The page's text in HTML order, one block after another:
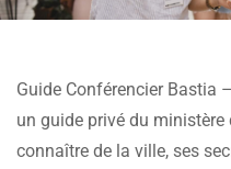
Guide Conférencier Bastia
un guide privé du
connaître de la ville, ses